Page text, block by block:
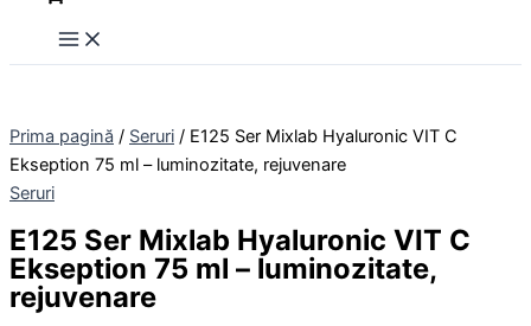
Prima pagină / Seruri / E125 Ser Mixlab Hyaluronic VIT C
Ekseption 75 ml – luminozitate, rejuvenare
Seruri
E125 Ser Mixlab Hyaluronic VIT C
Ekseption 75 ml – luminozitate,
rejuvenare